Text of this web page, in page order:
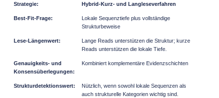
Hybrid-Kurz- und Langleseverfahren
Lokale Sequenztiefe plus vollständige
Strukturbeweise
Lange Reads unterstützen die Struktur; kurze
Reads unterstützen die lokale Tiefe.
Kombiniert komplementäre Evidenzschichten
Nützlich, wenn sowohl lokale Sequenzen als
auch strukturelle Kategorien wichtig sind.